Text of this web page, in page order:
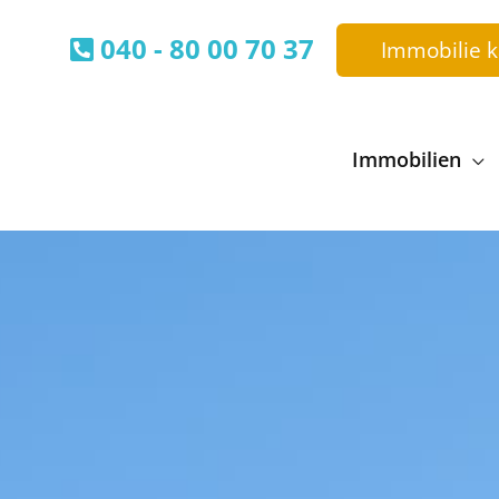
040 - 80 00 70 37 Immobilie
Immobilien